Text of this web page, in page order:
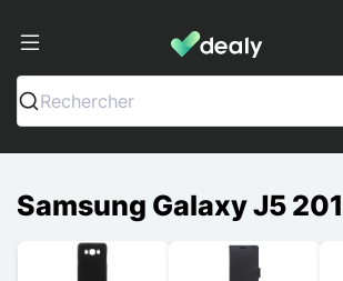
Dealy - Fundas y
Rechercher
Samsung Galaxy J5